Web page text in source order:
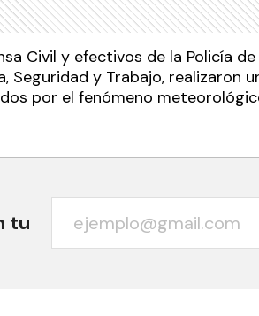
Civil y efectivos de la Policía
Seguridad y Trabajo, realizaron
por el fenómeno
tu